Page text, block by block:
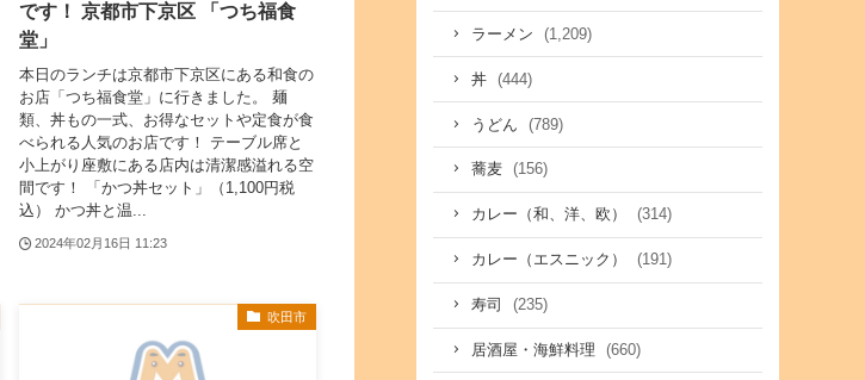
です！ 京都市下京区 「つち福食
堂」
本日のランチは京都市下京区にある和食の
お店「つち福食堂」に行きました。 麺
類、丼もの一式、お得なセットや定食が食
べられる人気のお店です！ テーブル席と
小上がり座敷にある店内は清潔感溢れる空
間です！ 「かつ丼セット」（1,100円税
込） かつ丼と温...
2024年02月16日 11:23
吹田市
ラーメン (1,209)
丼 (444)
うどん (789)
蕎麦 (156)
カレー（和、洋、欧） (314)
カレー（エスニック） (191)
寿司 (235)
居酒屋・海鮮料理 (660)